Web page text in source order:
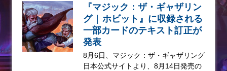
『マジック：ザ・ギャザリン
グ | ホビット』に収録される
一部カードのテキスト訂正が
発表
8月6日、マジック：ザ・ギャザリング
日本公式サイトより、8月14日発売の